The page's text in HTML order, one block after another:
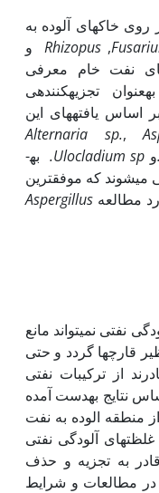
ایبینه و همکاران (30)، بر روی خاک­های آلوده به
Rhizopus ,
و
نفت خام معرفی
تجزیه­کننده­ی
اساس یافته­های این
Alternaria sp.,
و Ulocladium sp.به­
که موفق‏ترین
مطالعه Aspergillus
نفتی نمی‏تواند مانع
قارچ‏ها گردد و حتی
از ترکیبات نفتی
نتایج به‏دست آمده
منطقه الوده به نفت
آلودگی نفتی
به تجزیه و حذف
در مطالعات و شرایط